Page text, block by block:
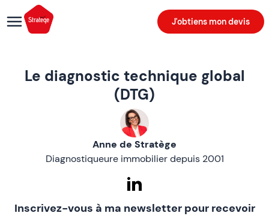
J'obtiens mon devis
Le diagnostic technique global
(DTG)
Anne de Stratège
Diagnostiqueure immobilier depuis 2001
Inscrivez-vous à ma newsletter pour recevoir